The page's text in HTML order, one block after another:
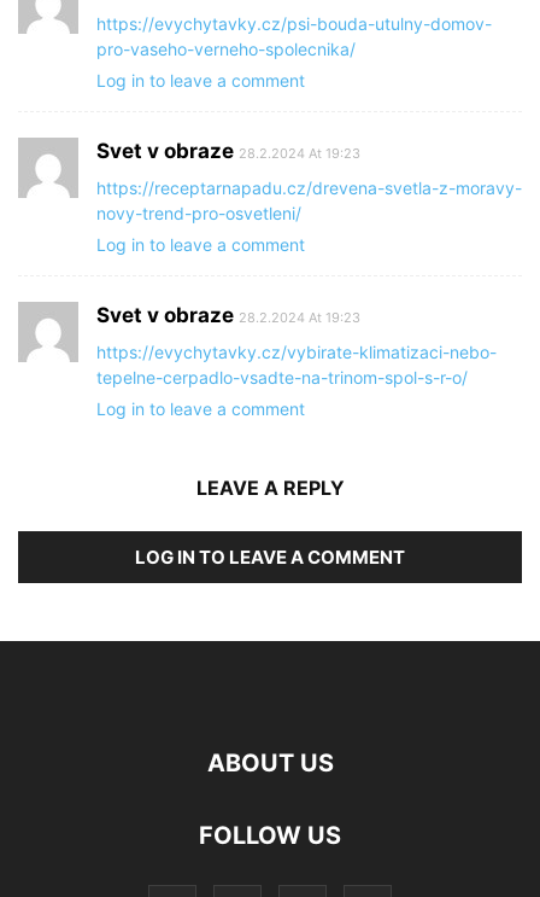
https://evychytavky.cz/psi-bouda-utulny-domov-
pro-vaseho-verneho-spolecnika/
Log in to leave a comment
Svet v obraze 28.2.2024 At 19:23
https://receptarnapadu.cz/drevena-svetla-z-moravy-
novy-trend-pro-osvetleni/
Log in to leave a comment
Svet v obraze 28.2.2024 At 19:23
https://evychytavky.cz/vybirate-klimatizaci-nebo-
tepelne-cerpadlo-vsadte-na-trinom-spol-s-r-o/
Log in to leave a comment
LEAVE A REPLY
LOG IN TO LEAVE A COMMENT
ABOUT US
FOLLOW US